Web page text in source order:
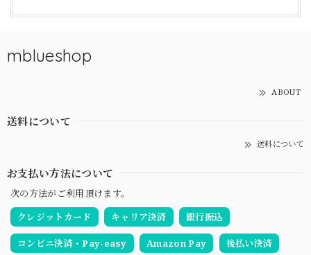
mblueshop
ABOUT
送料について
送料について
お支払い方法について
次の方法がご利用頂けます。
クレジットカード
キャリア決済 銀行振込
コンビニ決済・Pay-easy Amazon Pay 後払い決済